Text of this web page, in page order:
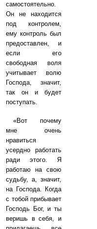
самостоятельно.
Он не находится
под контролем,
ему контроль был
предоставлен, и
если его
свободная воля
учитывает волю
Господа, значит,
так он и будет
поступать.
«Вот почему
мне очень
нравиться
усердно работать
ради этого. Я
работаю на свою
судьбу, а, значит,
на Господа. Когда
с тобой прибывает
Господь Бог, и ты
веришь в себя, и